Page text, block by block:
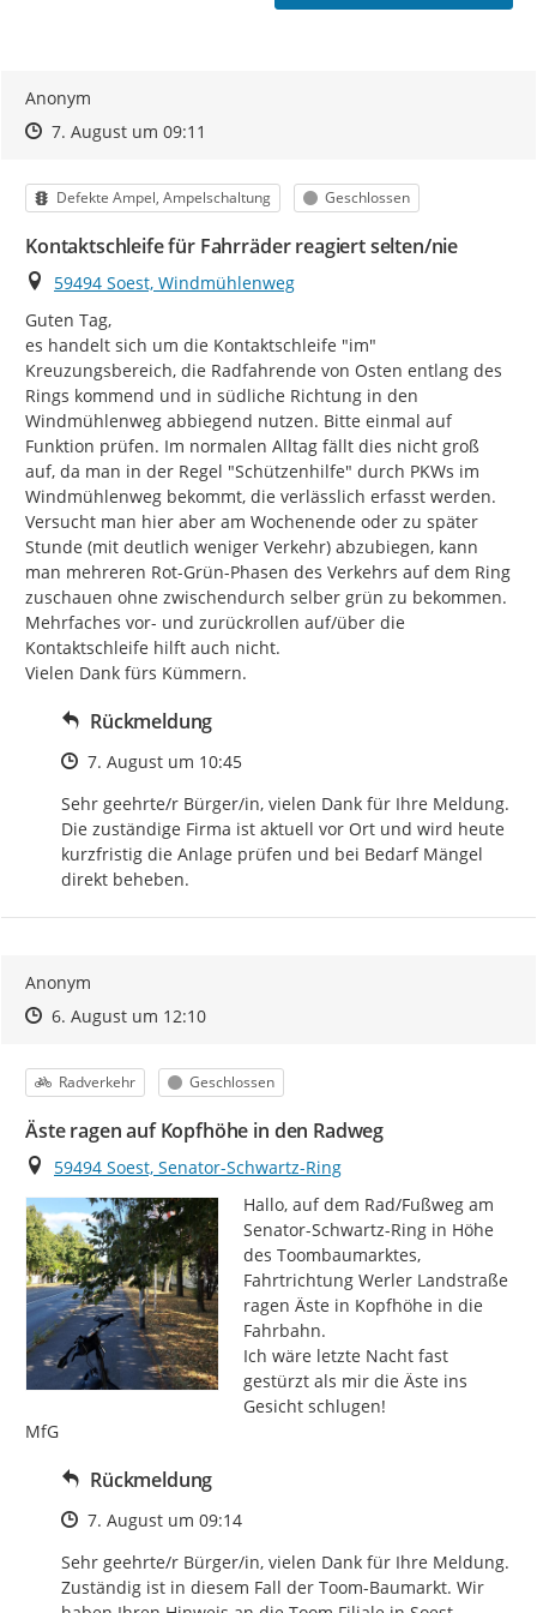
Anonym
Zeitpunkt des Erstellens
Zeitpunkt des Erstellens
7. August um 09:11
Kategorie
Defekte Ampel, Ampelschaltung Status
Geschlossen
Kontaktschleife für Fahrräder reagiert selten/nie
Ort
59494 Soest, Windmühlenweg
Guten Tag,
es handelt sich um die Kontaktschleife "im"
Kreuzungsbereich, die Radfahrende von Osten entlang des
Rings kommend und in südliche Richtung in den
Windmühlenweg abbiegend nutzen. Bitte einmal auf
Funktion prüfen. Im normalen Alltag fällt dies nicht groß
auf, da man in der Regel "Schützenhilfe" durch PKWs im
Windmühlenweg bekommt, die verlässlich erfasst werden.
Versucht man hier aber am Wochenende oder zu später
Stunde (mit deutlich weniger Verkehr) abzubiegen, kann
man mehreren Rot-Grün-Phasen des Verkehrs auf dem Ring
zuschauen ohne zwischendurch selber grün zu bekommen.
Mehrfaches vor- und zurückrollen auf/über die
Kontaktschleife hilft auch nicht.
Vielen Dank fürs Kümmern.
Rückmeldung
Zeitpunkt des Erstellens
7. August um 10:45
Sehr geehrte/r Bürger/in, vielen Dank für Ihre Meldung.
Die zuständige Firma ist aktuell vor Ort und wird heute
kurzfristig die Anlage prüfen und bei Bedarf Mängel
direkt beheben.
Anonym
Zeitpunkt des Erstellens
Zeitpunkt des Erstellens
6. August um 12:10Zur Äußerung
Kategorie
Radverkehr Status
Geschlossen
Äste ragen auf Kopfhöhe in den Radweg
Ort
59494 Soest, Senator-Schwartz-Ring
Hallo, auf dem Rad/Fußweg am
Senator-Schwartz-Ring in Höhe
des Toombaumarktes,
Fahrtrichtung Werler Landstraße
ragen Äste in Kopfhöhe in die
Fahrbahn.
Ich wäre letzte Nacht fast
gestürzt als mir die Äste ins
Gesicht schlugen!
MfG
Rückmeldung
Zeitpunkt des Erstellens
7. August um 09:14
Sehr geehrte/r Bürger/in, vielen Dank für Ihre Meldung.
Zuständig ist in diesem Fall der Toom-Baumarkt. Wir